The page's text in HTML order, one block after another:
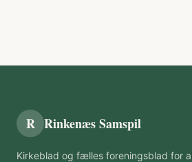
R Rinkenæs Samspil
Kirkeblad og fælles foreningsblad for